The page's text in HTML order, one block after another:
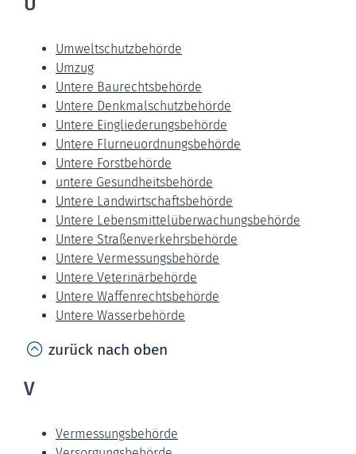
Umweltschutzbehörde
Umzug
Untere Baurechtsbehörde
Untere Denkmalschutzbehörde
Untere Eingliederungsbehörde
Untere Flurneuordnungsbehörde
Untere Forstbehörde
untere Gesundheitsbehörde
Untere Landwirtschaftsbehörde
Untere Lebensmittelüberwachungsbehörde
Untere Straßenverkehrsbehörde
Untere Vermessungsbehörde
Untere Veterinärbehörde
Untere Waffenrechtsbehörde
Untere Wasserbehörde
zurück nach oben
V
Vermessungsbehörde